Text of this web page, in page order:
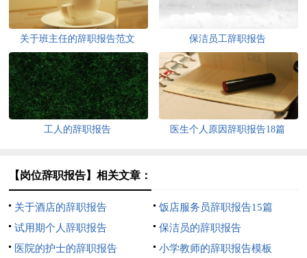
关于班主任的辞职报告范文 保洁员工辞职报告
工人的辞职报告 医生个人原因辞职报告18篇
【岗位辞职报告】相关文章：
关于酒店的辞职报告
饭店服务员辞职报告15篇
试用期个人辞职报告
保洁员的辞职报告
医院的护士的辞职报告
小学教师的辞职报告模板